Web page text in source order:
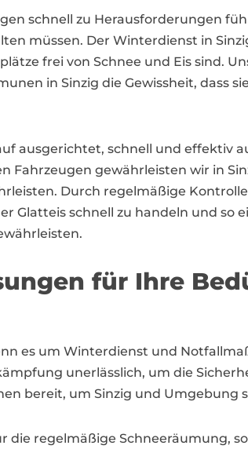
schnell zu Herausforderungen
müssen. Der Winterdienst in
frei von Schnee und Eis sind.
in Sinzig die Gewissheit, dass
ausgerichtet, schnell und effektiv
Fahrzeugen gewährleisten wir in
Durch regelmäßige
Glatteis schnell zu handeln und so
für Ihre
es um Winterdienst und
unerlässlich, um die
bereit, um Sinzig und Umgebung
die regelmäßige Schneeräumung,